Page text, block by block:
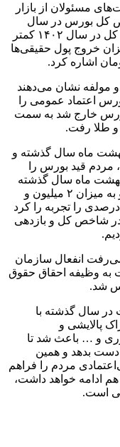
مسئولان از بازار
کل بورس در سال
گذشته است. به طوریکه متاسفانه شاخص کل در سال ۱۴۰۲ کمتر
میزان خروج پول حقیقی‌ها
مولفه نشان می‌دهند
اعتماد عمومی را
که از بورس خارج شد به سمت
و طلا رفت.
ماه سال گذشته و
قید بورس را
از ابتدای سال ۱۴۰۲ تا ۱۷ اردیبهشت ماه سال گذشته
سقف شاخص تاریخی بورس شکسته شد و به میزان ۲ میلیون و
۵۰۰ هزار رسید و همچنین بازار بازدهی ۳۰ درصدی را تجربه را کرد
بازدهی ۳۰ درصدی در شاخص کل و بازدهی
انفعال سازمان
به وظیفه احقاق حقوق
شد.
در سال گذشته با
پالایشی و
و … باعث شد تا
دست بدهد و همین
مردم را فراهم
ادامه خواهد داشت،
است.